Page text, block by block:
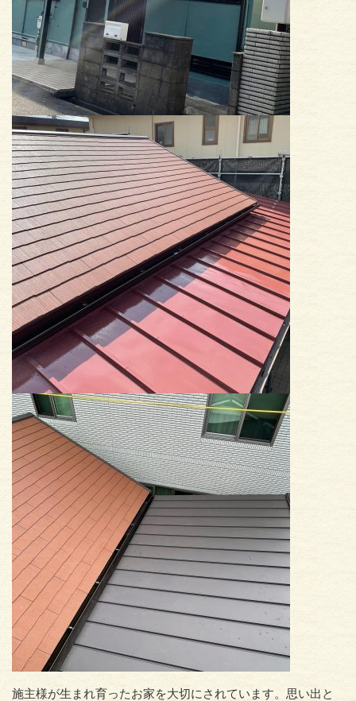
施主様が生まれ育ったお家を大切にされています。思い出と